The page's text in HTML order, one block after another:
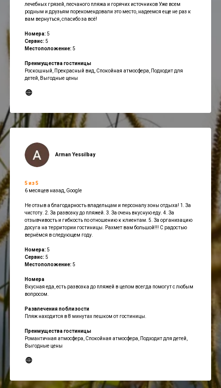
лечебных грязей, песчаного пляжа и горячих источников Уже всем
родным и друзьям порекомендовали это место, надеемся еще не раз к
вам вернуться, спасибо за всё!
Номера: 5
Сервис: 5
Местоположение: 5
Преимущества гостиницы
Роскошный, Прекрасный вид, Спокойная атмосфера, Подходит для
детей, Выгодные цены
Arman Yessilbay
5 из 5
6 месяцев назад, Google
Не отзыв а благодарность владельцам и персоналу зоны отдыха! 1. За
чистоту. 2. За развозку до пляжей. 3. За очень вкусную еду. 4. За
отзывчивость и гибкость по отношению к клиентам. 5. За организацию
досуга на территории гостиницы. Рахмет вам большой!!! С радостью
вернёмся в следующем году.
Номера: 5
Сервис: 5
Местоположение: 5
Номера
Вкусная еда, есть развозка до пляжей в целом всегда помогут с любым
вопросом.
Развлечения поблизости
Пляж находится в 8 минутах пешком от гостиницы.
Преимущества гостиницы
Романтичная атмосфера, Спокойная атмосфера, Подходит для детей,
Выгодные цены